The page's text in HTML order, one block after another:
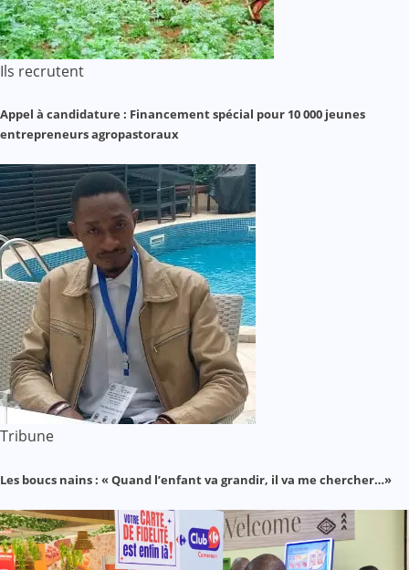
Ils recrutent
Appel à candidature : Financement spécial pour 10 000 jeunes
entrepreneurs agropastoraux
Tribune
Les boucs nains : « Quand l’enfant va grandir, il va me chercher…»